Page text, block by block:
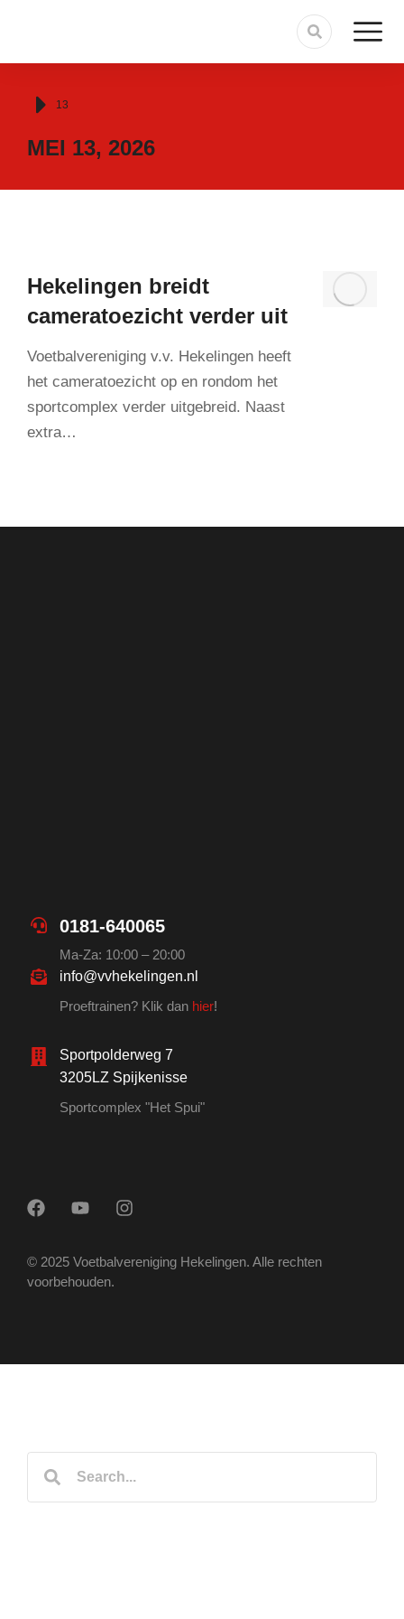
Je bent hier:
13
MEI 13, 2026
Hekelingen breidt
cameratoezicht verder uit
Voetbalvereniging v.v. Hekelingen heeft
het cameratoezicht op en rondom het
sportcomplex verder uitgebreid. Naast
extra…
0181-640065
Ma-Za: 10:00 – 20:00
info@vvhekelingen.nl
Proeftrainen? Klik dan hier!
Sportpolderweg 7
3205LZ Spijkenisse
Sportcomplex "Het Spui"
© 2025 Voetbalvereniging Hekelingen. Alle rechten
voorbehouden.